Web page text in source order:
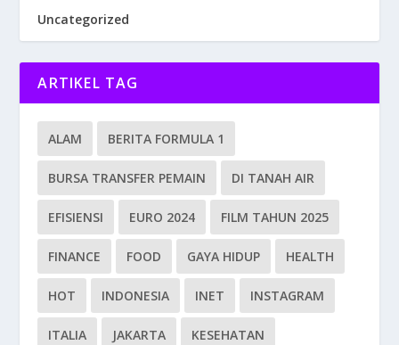
Uncategorized
ARTIKEL TAG
ALAM BERITA FORMULA 1
BURSA TRANSFER PEMAIN DI TANAH AIR
EFISIENSI EURO 2024 FILM TAHUN 2025
FINANCE FOOD GAYA HIDUP HEALTH
HOT INDONESIA INET INSTAGRAM
ITALIA JAKARTA KESEHATAN